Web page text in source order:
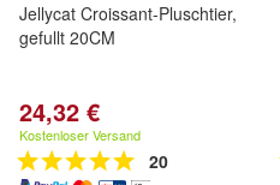
Jellycat Croissant-Pluschtier,
gefullt 20CM
24,32 €
Kostenloser Versand
20